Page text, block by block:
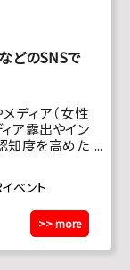
どのSNSで
ディア（女性
ア露出やイン
知度を高めた
ベント
>> more